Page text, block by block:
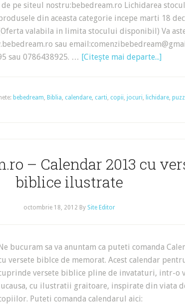
de pe siteul nostru:bebedream.ro Lichidarea
din aceasta categorie incepe marti 18
valabila in limita stocului disponibil) Va
sau
sau 0786438925. … [Citeşte mai departe...]
bebedream, Biblia, calendare, carti, copii, jocuri, lichidare,
– Calendar 2013 cu
biblice ilustrate
octombrie 18, 2012 By Site Editor
bucuram sa va anuntam ca puteti comanda
versete biblce de memorat. Acest calendar
versete biblice pline de invataturi, intr-o
cu ilustratii graitoare, inspirate din viata
Puteti comanda calendarul aici: